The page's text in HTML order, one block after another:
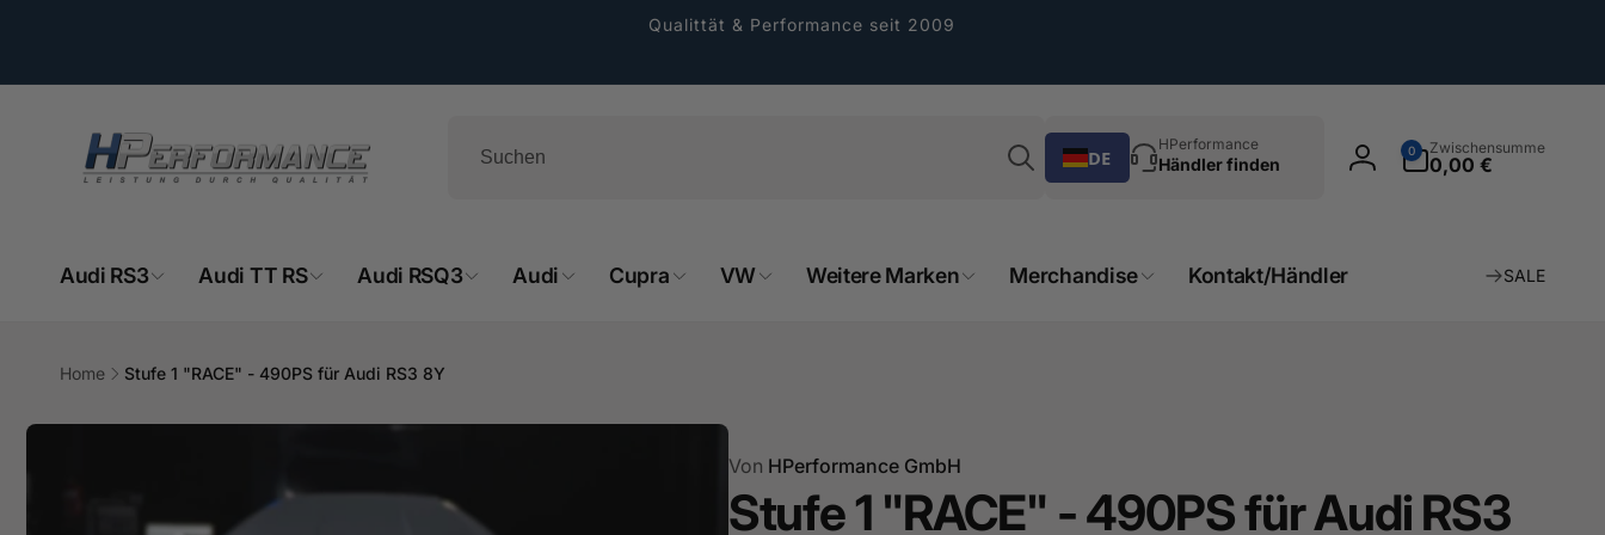
Qualittät & Performance seit 2009
Suchen
DE
HPerformance
Händler finden Einloggen
0
Artikel
Zwischensumme
0,00 €
Audi RS3 Audi TT RS Audi RSQ3 Audi Cupra VW Weitere Marken Merchandise Kontakt/Händler SALE
Home Stufe 1 "RACE" - 490PS für Audi RS3 8Y
Von HPerformance GmbH
Stufe 1 "RACE" - 490PS für Audi RS3